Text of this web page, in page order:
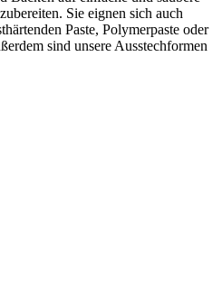
Sie eignen sich auch
Paste, Polymerpaste oder
sind unsere Ausstechformen